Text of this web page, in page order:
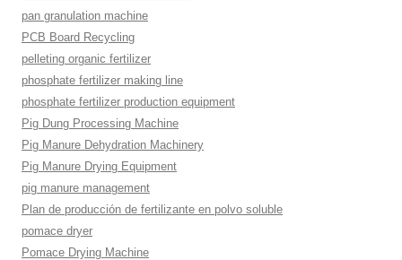
pan granulation machine
PCB Board Recycling
pelleting organic fertilizer
phosphate fertilizer making line
phosphate fertilizer production equipment
Pig Dung Processing Machine
Pig Manure Dehydration Machinery
Pig Manure Drying Equipment
pig manure management
Plan de producción de fertilizante en polvo soluble
pomace dryer
Pomace Drying Machine